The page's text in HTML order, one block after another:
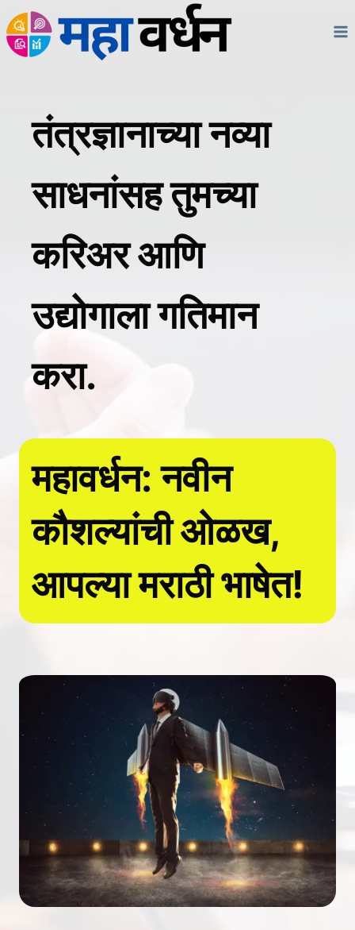
Skip
to
तंत्रज्ञानाच्या नव्या
साधनांसह तुमच्या
करिअर आणि
उद्योगाला गतिमान
करा.
महावर्धन: नवीन
कौशल्यांची ओळख,
आपल्या मराठी भाषेत!